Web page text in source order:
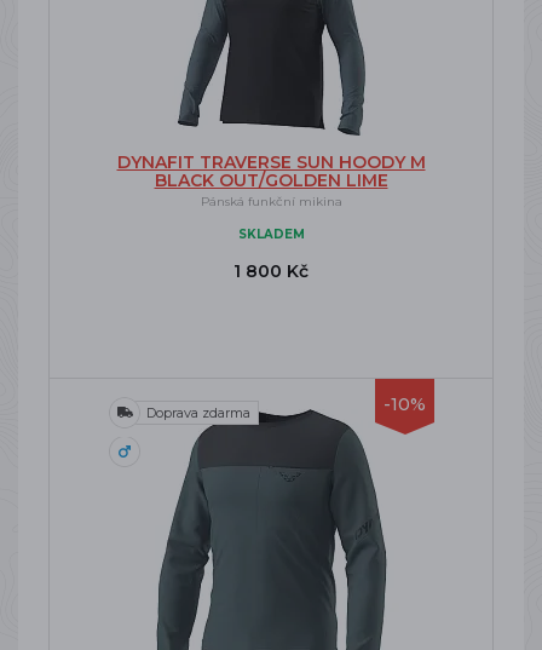
DYNAFIT TRAVERSE SUN HOODY M
BLACK OUT/GOLDEN LIME
Pánská funkční mikina
SKLADEM
1 800 Kč
-10%
Doprava zdarma